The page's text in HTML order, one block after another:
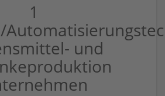
1
und